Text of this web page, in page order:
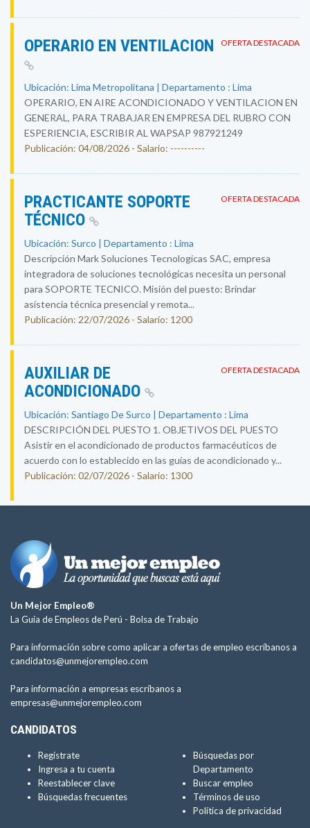
OFERTA DESTACADA
OPERARIO EN VENTILACION
Ubicación: Lima Metropolitana | Departamento : Lima
OPERARIO, EN AIRE ACONDICIONADO Y VENTILACION EN
GENERAL, PARA TRABAJAR EN EMPRESA DEL RUBRO CON
ESPERIENCIA, ESCRIBIR AL WAPSAP 987921249
Publicación: 04/08/2026 - Salario: ----------
OFERTA DESTACADA
PRACTICANTE SOPORTE
TÉCNICO
Ubicación: Surco | Departamento : Lima
Descripción Mark Soluciones Tecnologicas SAC, empresa
integradora de soluciones tecnológicas necesita un personal
para SOPORTE TECNICO. Misión del puesto: Brindar
asistencia técnica presencial y remota...
Publicación: 22/07/2026 - Salario: 1200
OFERTA DESTACADA
AUXILIAR DE
ACONDICIONADO
Ubicación: Santiago De Surco | Departamento : Lima
DESCRIPCIÓN DEL PUESTO 1. OBJETIVOS DEL PUESTO
Asistir en el acondicionado de productos farmacéuticos de
acuerdo con lo establecido en las guías de acondicionado y...
Publicación: 02/07/2026 - Salario: 1300
Un Mejor Empleo®
La Guía de Empleos de Perú - Bolsa de Trabajo
Para información sobre como aplicar a ofertas de empleo escríbanos a
candidatos@unmejorempleo.com
Para información a empresas escríbanos a
empresas@unmejorempleo.com
CANDIDATOS
Regístrate
Ingresa a tu cuenta
Reestablecer clave
Búsquedas frecuentes
Búsquedas por
Departamento
Buscar empleo
Términos de uso
Política de privacidad